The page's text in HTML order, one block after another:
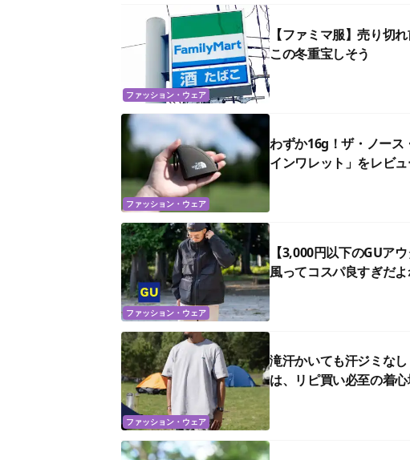
ファッション・ウェア
【ファミマ服】売り切
この冬重宝しそう
ファッション・ウェア
わずか16g！ザ・ノース
インワレット」をレビ
ファッション・ウェア
【3,000円以下のGUア
風ってコスパ良すぎだよ
ファッション・ウェア
滝汗かいても汗ジミな
は、リピ買い必至の着